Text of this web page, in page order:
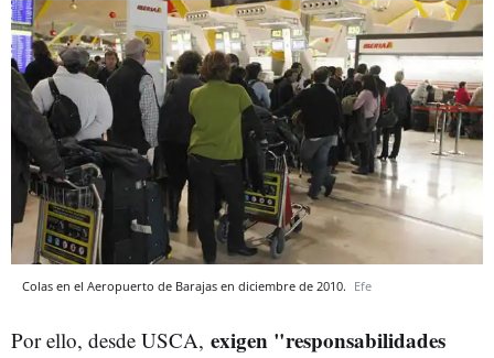
Colas en el Aeropuerto de Barajas en diciembre de 2010. Efe
Por ello, desde USCA, exigen "responsabilidades